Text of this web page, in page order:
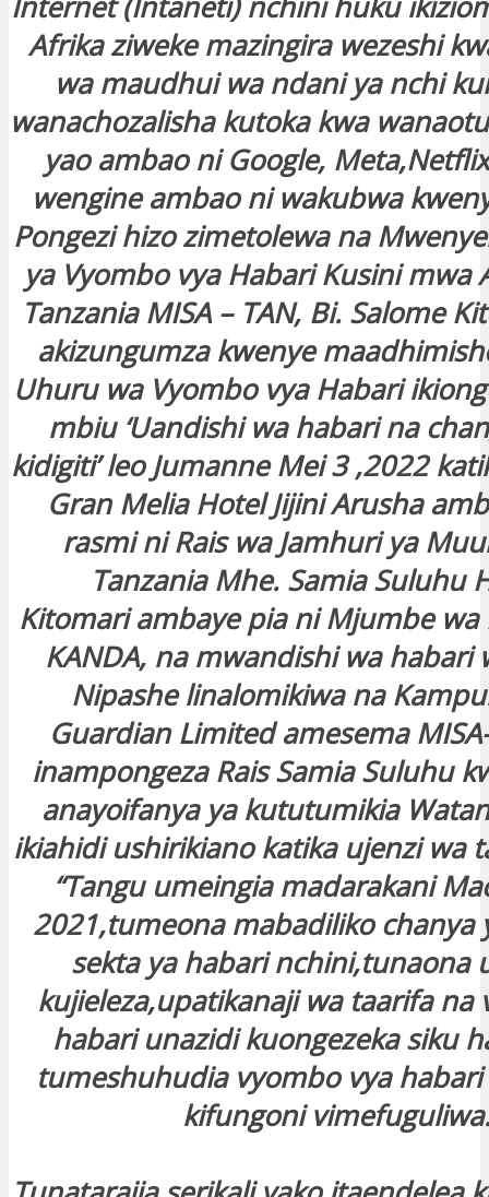
Afrika ziweke mazingira wezeshi
wa maudhui wa ndani ya nchi
wanachozalisha kutoka kwa
yao ambao ni Google,
wengine ambao ni wakubwa
Pongezi hizo zimetolewa na
ya Vyombo vya Habari Kusini mwa
Tanzania MISA – TAN, Bi. Salome
akizungumza kwenye
Uhuru wa Vyombo vya Habari
mbiu ‘Uandishi wa habari na
kidigiti’ leo Jumanne Mei 3 ,2022
Gran Melia Hotel Jijini Arusha
rasmi ni Rais wa Jamhuri ya
Tanzania Mhe. Samia Suluhu
Kitomari ambaye pia ni Mjumbe wa
KANDA, na mwandishi wa habari
Nipashe linalomikiwa na
Guardian Limited amesema
inampongeza Rais Samia Suluhu
anayoifanya ya kututumikia
ikiahidi ushirikiano katika ujenzi wa
“Tangu umeingia madarakani
2021,tumeona mabadiliko chanya
sekta ya habari nchini,tunaona
kujieleza,upatikanaji wa taarifa na
habari unazidi kuongezeka siku
tumeshuhudia vyombo vya
kifungoni